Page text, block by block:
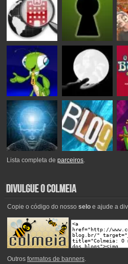
Lista completa deparceiros.
Copie o código do nosso seloe ajude a
Outros formatos de banners.